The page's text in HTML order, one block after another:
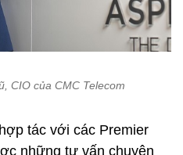
CIO của CMC Telecom
tác với các Premier
những tư vấn chuyên